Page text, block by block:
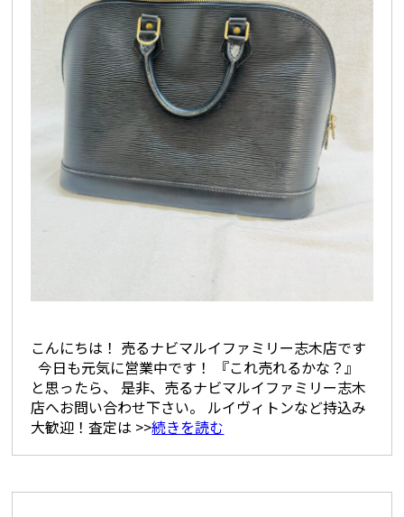
こんにちは！ 売るナビマルイファミリー志木店です
今日も元気に営業中です！ 『これ売れるかな？』
と思ったら、 是非、売るナビマルイファミリー志木
店へお問い合わせ下さい。 ルイヴィトンなど持込み
大歓迎！査定は >>続きを読む